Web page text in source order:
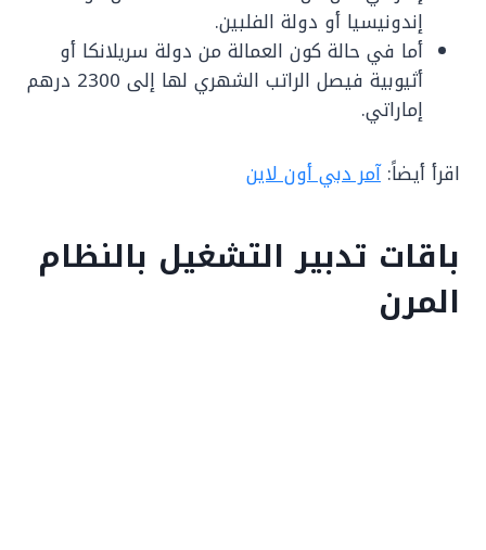
إندونيسيا أو دولة الفلبين.
أما في حالة كون العمالة من دولة سريلانكا أو
أثيوبية فيصل الراتب الشهري لها إلى 2300 درهم
إماراتي.
اقرأ أيضاً:آمر دبي أون لاين
باقات تدبير التشغيل بالنظام
المرن